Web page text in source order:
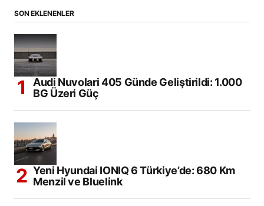
SON EKLENENLER
Audi Nuvolari 405 Günde Geliştirildi: 1.000
BG Üzeri Güç
Yeni Hyundai IONIQ 6 Türkiye’de: 680 Km
Menzil ve Bluelink